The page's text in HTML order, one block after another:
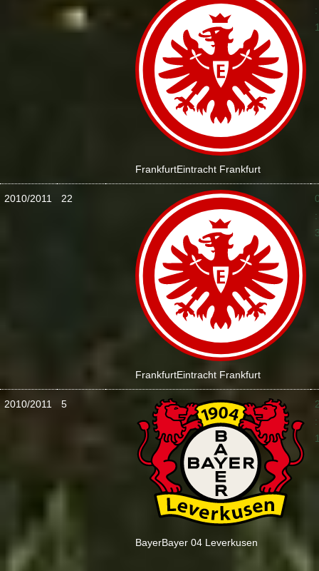
FrankfurtEintracht Frankfurt
:
2010/2011 22
FrankfurtEintracht Frankfurt
:
2010/2011 5
BayerBayer 04 Leverkusen
: